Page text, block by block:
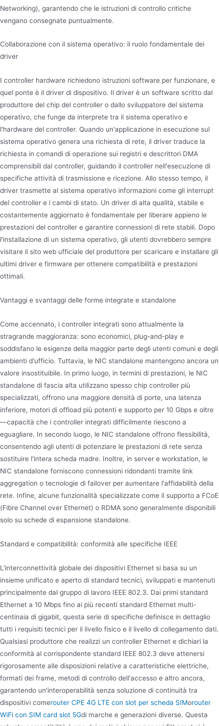
Networking), garantendo che le istruzioni di controllo critiche
vengano consegnate puntualmente.
Collaborazione con il sistema operativo: il ruolo fondamentale dei
driver
I controller hardware richiedono istruzioni software per funzionare, e
quel ponte è il driver di dispositivo. Il driver è un software scritto dal
produttore del chip del controller o dallo sviluppatore del sistema
operativo, che funge da interprete tra il sistema operativo e
l'hardware del controller. Quando un'applicazione in esecuzione sul
sistema operativo genera una richiesta di rete, il driver traduce la
richiesta in comandi di operazione sui registri e descrittori DMA
comprensibili dal controller, guidando il controller nell'esecuzione di
specifiche attività di trasmissione e ricezione. Allo stesso tempo, il
driver trasmette al sistema operativo informazioni come gli interrupt
del controller e i cambi di stato. Un driver di alta qualità, stabile e
costantemente aggiornato è fondamentale per liberare appieno le
prestazioni del controller e garantire connessioni di rete stabili. Dopo
l'installazione di un sistema operativo, gli utenti dovrebbero sempre
visitare il sito web ufficiale del produttore per scaricare e installare gli
ultimi driver e firmware per ottenere compatibilità e prestazioni
ottimali.
Vantaggi e svantaggi delle forme integrate e standalone
Come accennato, i controller integrati sono attualmente la
stragrande maggioranza: sono economici, plug-and-play e
soddisfano le esigenze della maggior parte degli utenti comuni e degli
ambienti d'ufficio. Tuttavia, le NIC standalone mantengono ancora un
valore insostituibile. In primo luogo, in termini di prestazioni, le NIC
standalone di fascia alta utilizzano spesso chip controller più
specializzati, offrono una maggiore densità di porte, una latenza
inferiore, motori di offload più potenti e supporto per 10 Gbps e oltre
—capacità che i controller integrati difficilmente riescono a
eguagliare. In secondo luogo, le NIC standalone offrono flessibilità,
consentendo agli utenti di potenziare le prestazioni di rete senza
sostituire l'intera scheda madre. Inoltre, in server e workstation, le
NIC standalone forniscono connessioni ridondanti tramite link
aggregation o tecnologie di failover per aumentare l'affidabilità della
rete. Infine, alcune funzionalità specializzate come il supporto a FCoE
(Fibre Channel over Ethernet) o RDMA sono generalmente disponibili
solo su schede di espansione standalone.
Standard e compatibilità: conformità alle specifiche IEEE
L'interconnettività globale dei dispositivi Ethernet si basa su un
insieme unificato e aperto di standard tecnici, sviluppati e mantenuti
principalmente dal gruppo di lavoro IEEE 802.3. Dai primi standard
Ethernet a 10 Mbps fino ai più recenti standard Ethernet multi-
centinaia di gigabit, questa serie di specifiche definisce in dettaglio
tutti i requisiti tecnici per il livello fisico e il livello di collegamento dati.
Qualsiasi produttore che realizzi un controller Ethernet e dichiari la
conformità al corrispondente standard IEEE 802.3 deve attenersi
rigorosamente alle disposizioni relative a caratteristiche elettriche,
formati dei frame, metodi di controllo dell'accesso e altro ancora,
garantendo un'interoperabilità senza soluzione di continuità tra
dispositivi comerouter CPE 4G LTE con slot per scheda SIMorouter
WiFi con SIM card slot 5Gdi marche e generazioni diverse. Questa